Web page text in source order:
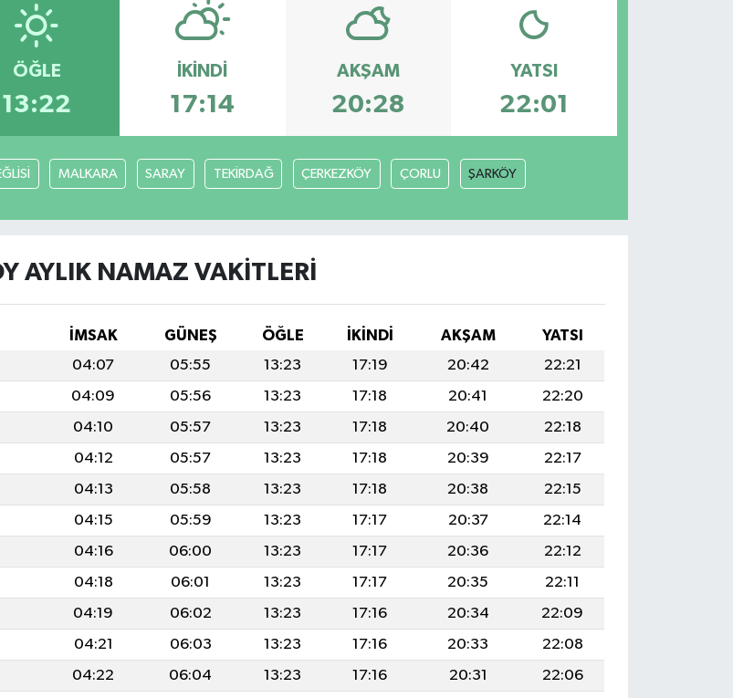
ÖĞLE
13:22
İKINDI
17:14
AKŞAM
20:28
YATSI
22:01
MALKARA SARAY TEKİRDAĞ ÇERKEZKÖY ÇORLU ŞARKÖY
AYLIK NAMAZ VAKITLERI
İMSAK GÜNEŞ ÖĞLE İKINDI AKŞAM
YATSI
04:07 05:55 13:23 17:19 20:42
22:21
04:09 05:56 13:23 17:18 20:41
22:20
04:10 05:57 13:23 17:18 20:40
22:18
04:12 05:57 13:23 17:18 20:39
22:17
04:13 05:58 13:23 17:18 20:38
22:15
04:15 05:59 13:23 17:17 20:37
22:14
04:16 06:00 13:23 17:17 20:36
22:12
04:18 06:01 13:23 17:17 20:35
22:11
04:19 06:02 13:23 17:16 20:34
22:09
04:21 06:03 13:23 17:16 20:33
22:08
04:22 06:04 13:23 17:16 20:31
22:06